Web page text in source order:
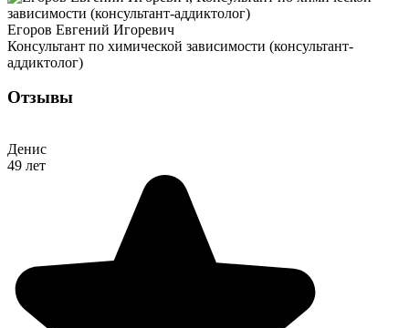
Егоров Евгений Игоревич
Консультант по химической зависимости (консультант-
аддиктолог)
Отзывы
Денис
49 лет